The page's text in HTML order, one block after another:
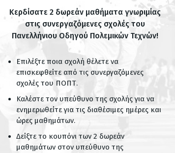
Κερδίσατε 2 δωρεάν μαθήματα γνωριμίας
στις συνεργαζόμενες σχολές του
Πανελλήνιου Οδηγού Πολεμικών Τεχνών!
Επιλέξτε ποια σχολή θέλετε να
επισκεφθείτε από τις συνεργαζόμενες
σχολές του ΠΟΠΤ.
Καλέστε τον υπεύθυνο της σχολής για να
ενημερωθείτε για τις διαθέσιμες ημέρες και
ώρες μαθημάτων.
Δείξτε το κουπόνι των 2 δωρεάν
μαθημάτων στον υπεύθυνο της